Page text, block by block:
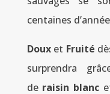
centaines
Doux et Fruité
surprendra
de raisin blanc